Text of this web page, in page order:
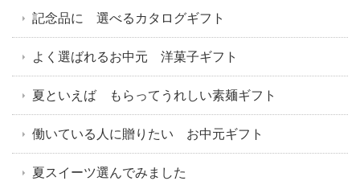
記念品に 選べるカタログギフト
よく選ばれるお中元 洋菓子ギフト
夏といえば もらってうれしい素麺ギフト
働いている人に贈りたい お中元ギフト
夏スイーツ選んでみました